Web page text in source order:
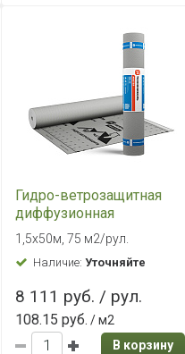
Гидро-ветрозащитная
диффузионная
мембрана
ТехноНИКОЛЬ MASTER
ВЕНТ 110 (75 м2)
1,5х50м, 75 м2/рул.
Наличие:Уточняйте
8 111 руб. / рул.
108.15 руб. / м2
В корзину